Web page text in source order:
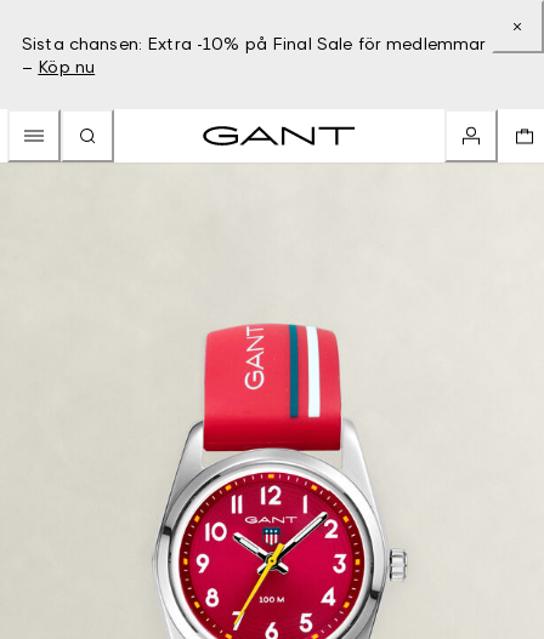
Sista chansen: Extra -10% på Final Sale för medlemmar
– Köp nu